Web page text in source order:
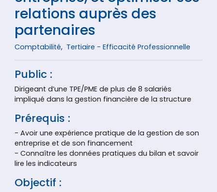
relations auprès des
partenaires
Comptabilité, Tertiaire - Efficacité Professionnelle
Public :
Dirigeant d’une TPE/PME de plus de 8 salariés
impliqué dans la gestion financière de la structure
Prérequis :
- Avoir une expérience pratique de la gestion de son
entreprise et de son financement
- Connaître les données pratiques du bilan et savoir
lire les indicateurs
Objectif :